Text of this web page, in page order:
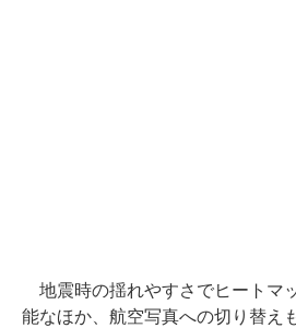
地震時の揺れやすさでヒートマ
能なほか、航空写真への切り替え